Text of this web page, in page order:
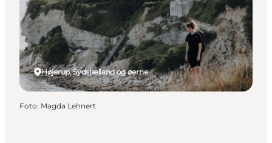
Spis
Overnat
Planlæg din tur
Højerup, Sydsjælland og øerne
Foto: Magda Lehnert